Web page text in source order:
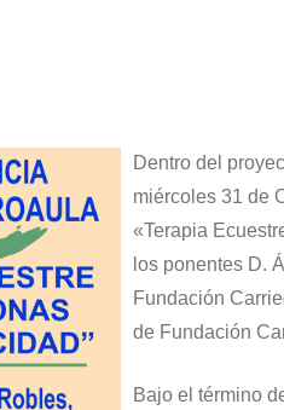
Dentro del
miércoles 31 de
«Terapia
los ponentes D.
Fundación
de Fundación
Bajo el término